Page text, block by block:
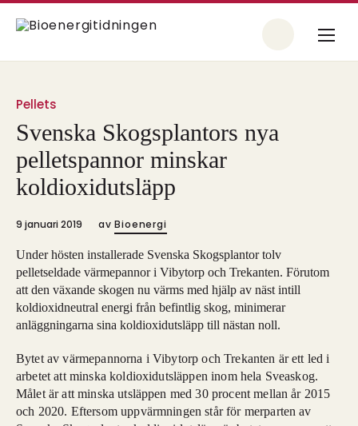
Pellets
Svenska Skogsplantors nya
pelletspannor minskar
koldioxidutsläpp
9 januari 2019 av Bioenergi
Under hösten installerade Svenska Skogsplantor tolv
pelletseldade värmepannor i Vibytorp och Trekanten. Förutom
att den växande skogen nu värms med hjälp av näst intill
koldioxidneutral energi från befintlig skog, minimerar
anläggningarna sina koldioxidutsläpp till nästan noll.
Bytet av värmepannorna i Vibytorp och Trekanten är ett led i
arbetet att minska koldioxidutsläppen inom hela Sveaskog.
Målet är att minska utsläppen med 30 procent mellan år 2015
och 2020. Eftersom uppvärmningen står för merparten av